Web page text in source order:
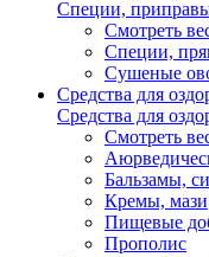
Специи,
Смотреть
Специи,
Сушеные
Средства для
Средства для
Смотреть
Бальзамы,
Кремы, мази
Пищевые
Прополис